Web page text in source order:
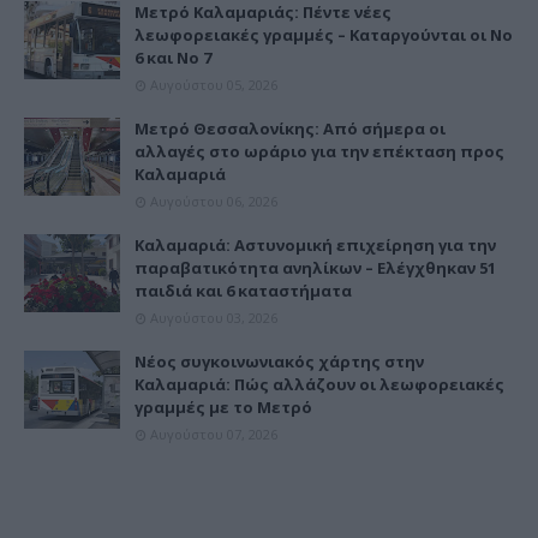
Μετρό Καλαμαριάς: Πέντε νέες
λεωφορειακές γραμμές – Καταργούνται οι Νο
6 και Νο 7
Μετρό Θεσσαλονίκης: Από σήμερα οι
αλλαγές στο ωράριο για την επέκταση προς
Καλαμαριά
Καλαμαριά: Αστυνομική επιχείρηση για την
παραβατικότητα ανηλίκων – Ελέγχθηκαν 51
παιδιά και 6 καταστήματα
Νέος συγκοινωνιακός χάρτης στην
Καλαμαριά: Πώς αλλάζουν οι λεωφορειακές
γραμμές με το Μετρό